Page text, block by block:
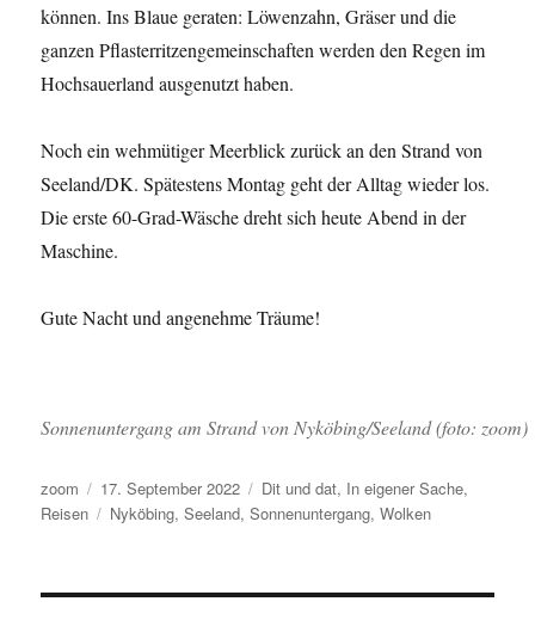
können. Ins Blaue geraten: Löwenzahn, Gräser und die
ganzen Pflasterritzengemeinschaften werden den Regen im
Hochsauerland ausgenutzt haben.
Noch ein wehmütiger Meerblick zurück an den Strand von
Seeland/DK. Spätestens Montag geht der Alltag wieder los.
Die erste 60-Grad-Wäsche dreht sich heute Abend in der
Maschine.
Gute Nacht und angenehme Träume!
Sonnenuntergang am Strand von Nyköbing/Seeland (foto: zoom)
Autor
zoom
Veröffentlicht
am
17. September 2022 Kategorien
Dit und dat, In eigener Sache,
Reisen
Schlagwörter
Nyköbing,Seeland,Sonnenuntergang,Wolken